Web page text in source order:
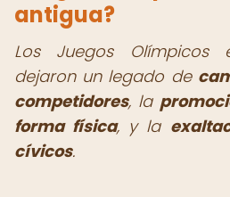
antigua?
Los Juegos Olímpicos
dejaron un legado de
competidores, la
forma física, y la
cívicos.